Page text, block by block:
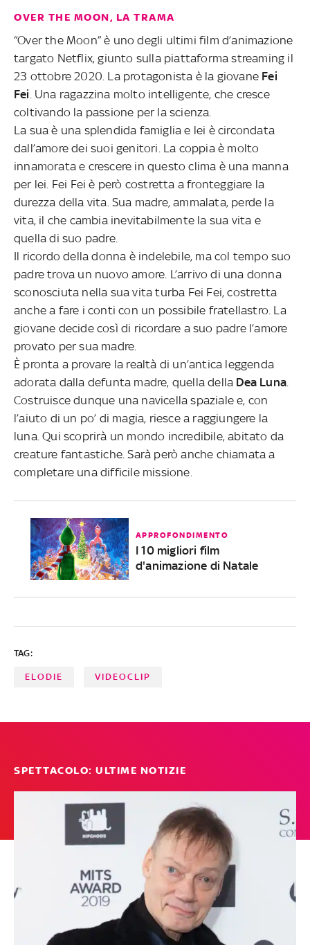
OVER THE MOON, LA TRAMA
“Over the Moon” è uno degli ultimi film d’animazione
targato Netflix, giunto sulla piattaforma streaming il
23 ottobre 2020. La protagonista è la giovane Fei
Fei . Una ragazzina molto intelligente, che cresce
coltivando la passione per la scienza.
La sua è una splendida famiglia e lei è circondata
dall’amore dei suoi genitori. La coppia è molto
innamorata e crescere in questo clima è una manna
per lei. Fei Fei è però costretta a fronteggiare la
durezza della vita. Sua madre, ammalata, perde la
vita, il che cambia inevitabilmente la sua vita e
quella di suo padre.
Il ricordo della donna è indelebile, ma col tempo suo
padre trova un nuovo amore. L’arrivo di una donna
sconosciuta nella sua vita turba Fei Fei, costretta
anche a fare i conti con un possibile fratellastro. La
giovane decide così di ricordare a suo padre l’amore
provato per sua madre.
È pronta a provare la realtà di un’antica leggenda
adorata dalla defunta madre, quella della Dea Luna
Costruisce dunque una navicella spaziale e, con
l’aiuto di un po’ di magia, riesce a raggiungere la
luna. Qui scoprirà un mondo incredibile, abitato da
creature fantastiche. Sarà però anche chiamata a
completare una difficile missione.
APPROFONDIMENTO
I 10 migliori film
d'animazione di Natale
TAG:
ELODIE VIDEOCLIP
SPETTACOLO: ULTIME NOTIZIE